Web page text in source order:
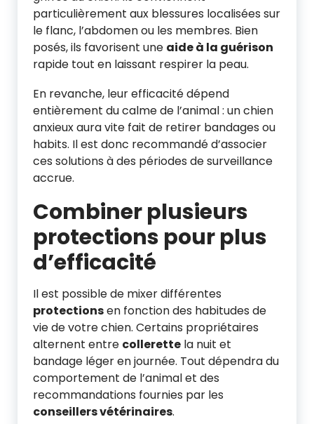
particulièrement aux blessures localisées sur
le flanc, l’abdomen ou les membres. Bien
posés, ils favorisent une aide à la guérison
rapide tout en laissant respirer la peau.
En revanche, leur efficacité dépend
entièrement du calme de l’animal : un chien
anxieux aura vite fait de retirer bandages ou
habits. Il est donc recommandé d’associer
ces solutions à des périodes de surveillance
accrue.
Combiner plusieurs
protections pour plus
d’efficacité
Il est possible de mixer différentes
protectionsen fonction des habitudes de
vie de votre chien. Certains propriétaires
alternent entre collerette la nuit et
bandage léger en journée. Tout dépendra du
comportement de l’animal et des
recommandations fournies par les
conseillers vétérinaires.